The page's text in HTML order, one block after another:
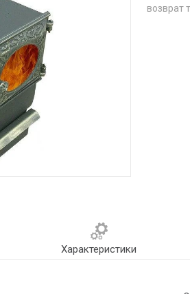
возврат
Характеристики